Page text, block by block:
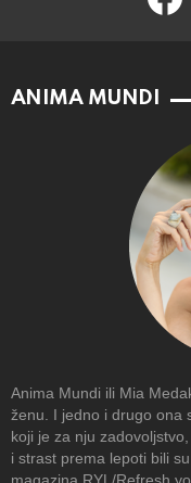
ANIMA MUNDI
Anima Mundi ili Mia
ženu. I jedno i drugo ona
koji je za nju
i strast prema lepoti bili